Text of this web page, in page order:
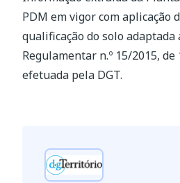
PDM em vigor com aplicação
qualificação do solo adaptada
Regulamentar n.º 15/2015, de
efetuada pela DGT.